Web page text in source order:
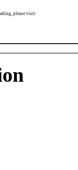
please visit: